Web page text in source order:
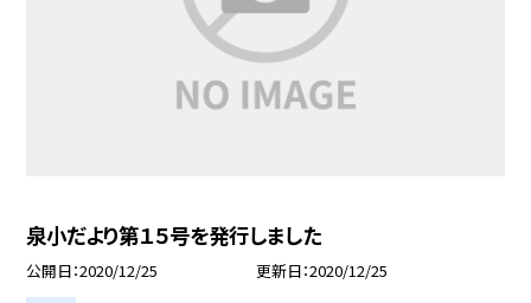
泉小だより第１５号を発行しました
公開日 2020/12/25 更新日 2020/12/25